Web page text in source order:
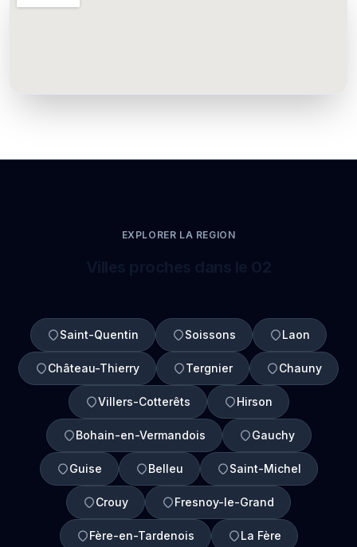
EXPLORER LA REGION
Saint-Quentin Soissons Laon
Château-Thierry Tergnier Chauny
Villers-Cotterêts Hirson
Bohain-en-Vermandois Gauchy
Guise Belleu Saint-Michel
Crouy Fresnoy-le-Grand
Fère-en-Tardenois La Fère